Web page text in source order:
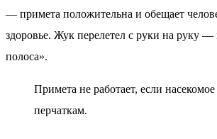
— примета положительна и обещает
здоровье. Жук перелетел с руки на руку —
полоса».
Примета не работает, если
перчаткам.